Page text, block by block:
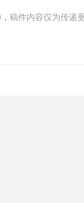
稿件内容仅为传递